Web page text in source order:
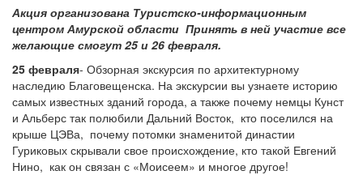
Акция организована Туристско-информационным
центром Амурской области Принять в ней участие все
желающие смогут 25 и 26 февраля.
25 февраля- Обзорная экскурсия по архитектурному
наследию Благовещенска. На экскурсии вы узнаете историю
самых известных зданий города, а также почему немцы Кунст
и Альберс так полюбили Дальний Восток, кто поселился на
крыше ЦЭВа, почему потомки знаменитой династии
Гуриковых скрывали свое происхождение, кто такой Евгений
Нино, как он связан с «Моисеем» и многое другое!